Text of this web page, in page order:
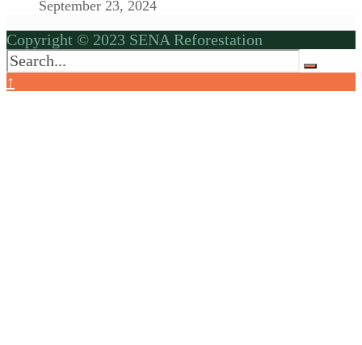
September 23, 2024
Copyright © 2023 SENA Reforestation
↑